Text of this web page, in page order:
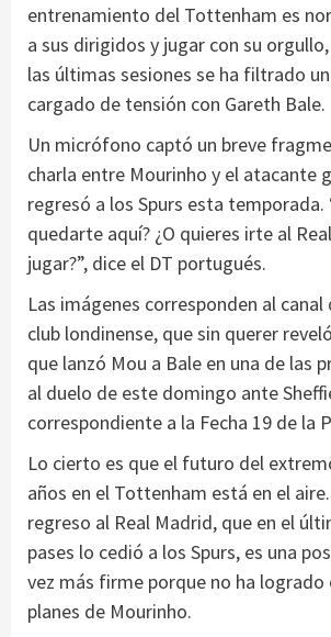
entrenamiento del Tottenham es
a sus dirigidos y jugar con su
las últimas sesiones se ha filtrado
cargado de tensión con Gareth Bale.
Un micrófono captó un breve
charla entre Mourinho y el atacante
regresó a los Spurs esta temporada.
quedarte aquí? ¿O quieres irte al
jugar?”, dice el DT portugués.
Las imágenes corresponden al
club londinense, que sin querer
que lanzó Mou a Bale en una de las
al duelo de este domingo ante
correspondiente a la Fecha 19 de la
Lo cierto es que el futuro del
años en el Tottenham está en el
regreso al Real Madrid, que en el
pases lo cedió a los Spurs, es una
vez más firme porque no ha logrado
planes de Mourinho.